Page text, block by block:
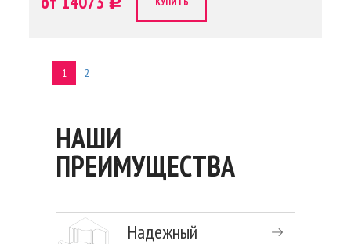
1 2
НАШИ
ПРЕИМУЩЕСТВА
Надежный